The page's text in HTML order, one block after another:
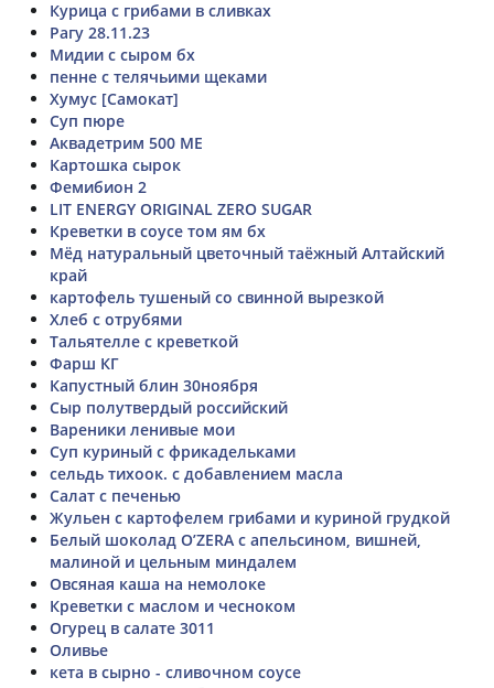
Курица с грибами в сливках
Рагу 28.11.23
Мидии с сыром бх
пенне с телячьими щеками
Хумус [Самокат]
Суп пюре
Аквадетрим 500 МЕ
Картошка сырок
Фемибион 2
LIT ENERGY ORIGINAL ZERO SUGAR
Креветки в соусе том ям бх
Мёд натуральный цветочный таёжный Алтайский
край
картофель тушеный со свинной вырезкой
Хлеб с отрубями
Тальятелле с креветкой
Фарш КГ
Капустный блин 30ноября
Сыр полутвердый российский
Вареники ленивые мои
Суп куриный с фрикадельками
сельдь тихоок. с добавлением масла
Салат с печенью
Жульен с картофелем грибами и куриной грудкой
Белый шоколад O’ZERA с апельсином, вишней,
малиной и цельным миндалем
Овсяная каша на немолоке
Креветки с маслом и чесноком
Огурец в салате 3011
Оливье
кета в сырно - сливочном соусе